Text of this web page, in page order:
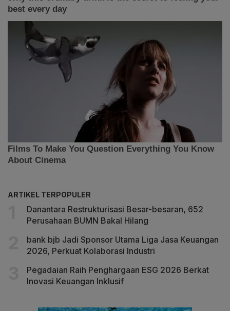
ARTIKEL TERPOPULER
Danantara Restrukturisasi Besar-besaran, 652
Perusahaan BUMN Bakal Hilang
bank bjb Jadi Sponsor Utama Liga Jasa Keuangan
2026, Perkuat Kolaborasi Industri
Pegadaian Raih Penghargaan ESG 2026 Berkat
Inovasi Keuangan Inklusif